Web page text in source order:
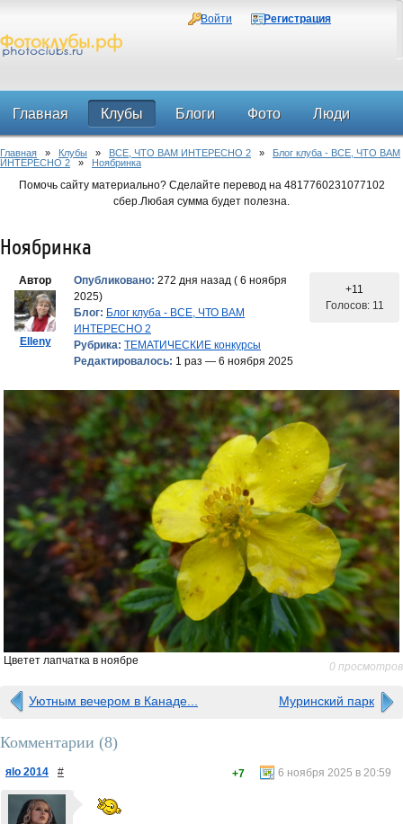
Войти Регистрация
Главная Клубы Блоги Фото Люди
Форум
Главная » Клубы » ВСЕ, ЧТО ВАМ ИНТЕРЕСНО 2 » Блог клуба - ВСЕ, ЧТО ВАМ
ИНТЕРЕСНО 2 » Ноябринка
Помочь сайту материально? Сделайте перевод на 4817760231077102
сбер.Любая сумма будет полезна.
Ноябринка
Автор
Elleny
Опубликовано: 272 дня назад ( 6 ноября
2025)
Блог: Блог клуба - ВСЕ, ЧТО ВАМ
ИНТЕРЕСНО 2
Рубрика: ТЕМАТИЧЕСКИЕ конкурсы
Редактировалось: 1 раз — 6 ноября 2025
+11
Голосов: 11
Цветет лапчатка в ноябре 0 просмотров
Уютным вечером в Канаде... Муринский парк
Комментарии (8)
яlo 2014 # 6 ноября 2025 в 20:59
+7